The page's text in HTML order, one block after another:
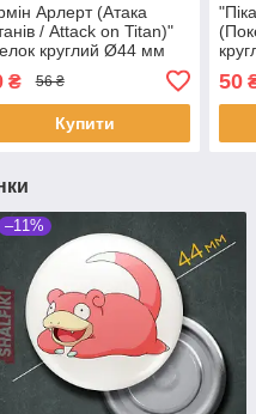
Арлерт (Атака
/ Attack on Titan)"
круглий Ø44 мм
₴ 56 ₴
Купити
50
–11%